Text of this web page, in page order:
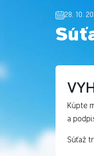
28. 10.
Kúpte
a
Súťaž